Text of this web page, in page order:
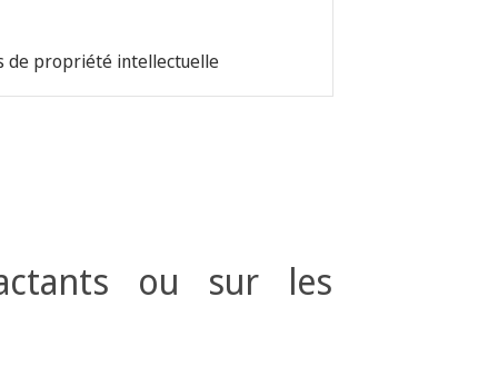
de propriété intellectuelle
ou sur les